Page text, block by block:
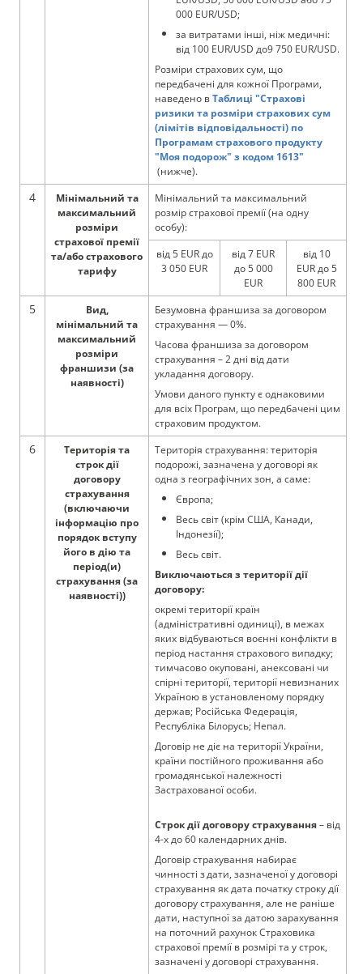
000 EUR/USD;
за витратами інші, ніж медичні:
від 100 EUR/USD до9 750 EUR/USD.
Розміри страхових сум, що
передбачені для кожної Програми,
наведено вТаблиці "Страхові
ризики та розміри страхових сум
(лімітів відповідальності) по
Програмам страхового продукту
"Моя подорож" з кодом 1613"
(нижче).
4
Мінімальний та
максимальний
розміри
страхової премії
та/або страхового
тарифу
Мінімальний та максимальний
розмір страхової премії (на одну
особу):
від 5 EUR до
3 050 EUR
від 7 EUR
до 5 000
EUR
від 10
EUR до 5
800 EUR
5
Вид,
мінімальний та
максимальний
розміри
франшизи (за
наявності)
Безумовна франшиза за договором
страхування — 0%.
Часова франшиза за договором
страхування – 2 дні від дати
укладання договору.
Умови даного пункту є однаковими
для всіх Програм, що передбачені цим
страховим продуктом.
6
Територія та
строк дії
договору
страхування
(включаючи
інформацію про
порядок вступу
його в дію та
період(и)
страхування (за
наявності))
Територія страхування: територія
подорожі, зазначена у договорі як
одна з географічних зон, а саме:
Європа;
Весь світ (крім США, Канади,
Індонезії);
Весь світ.
Виключаються з території дії
договору:
окремі території країн
(адміністративні одиниці), в межах
яких відбуваються воєнні конфлікти в
період настання страхового випадку;
тимчасово окуповані, анексовані чи
спірні території, території невизнаних
Україною в установленому порядку
держав; Російська Федерація,
Республіка Білорусь; Непал.
Договір не діє на території України,
країни постійного проживання або
громадянської належності
Застрахованої особи.
Строк дії договору страхування– від
4-х до 60 календарних днів.
Договір страхування набирає
чинності з дати, зазначеної у договорі
страхування як дата початку строку дії
договору страхування, але не раніше
дати, наступної за датою зарахування
на поточний рахунок Страховика
страхової премії в розмірі та у строк,
зазначені у договорі страхування.